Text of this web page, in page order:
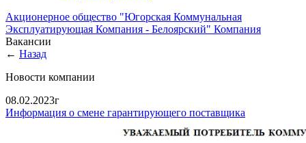
Акционерное общество "Югорская Коммунальная
Эксплуатирующая Компания - Белоярский" Компания
Вакансии
← Назад
Новости компании
08.02.2023г
Информация о смене гарантирующего поставщика